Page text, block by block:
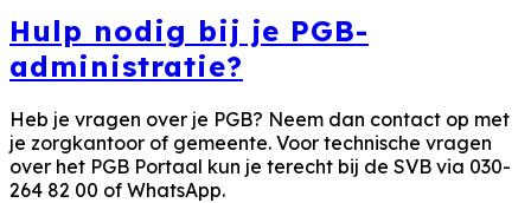
Hulp nodig bij je PGB-
administratie?
Heb je vragen over je PGB? Neem dan contact op met
je zorgkantoor of gemeente. Voor technische vragen
over het PGB Portaal kun je terecht bij de SVB via 030-
264 82 00 of WhatsApp.